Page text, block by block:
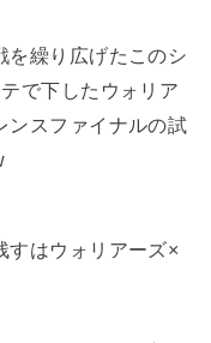
を繰り広げたこのシ
で下したウォリア
ンスファイナルの試
すはウォリアーズ×